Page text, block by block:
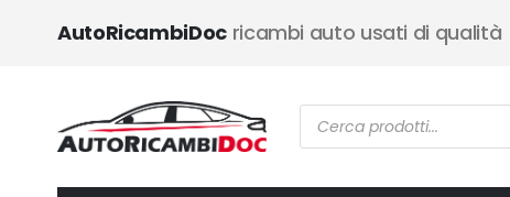
AutoRicambiDocricambi auto usati di qualità
Ricerca
prodotti